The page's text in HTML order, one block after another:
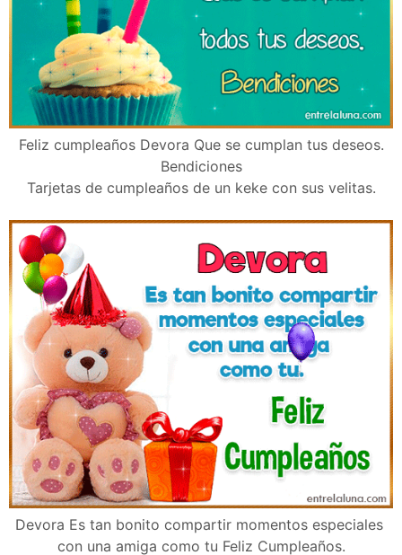
Feliz cumpleaños Devora Que se cumplan tus deseos.
Bendiciones
Tarjetas de cumpleaños de un keke con sus velitas.
Devora Es tan bonito compartir momentos especiales
con una amiga como tu Feliz Cumpleaños.